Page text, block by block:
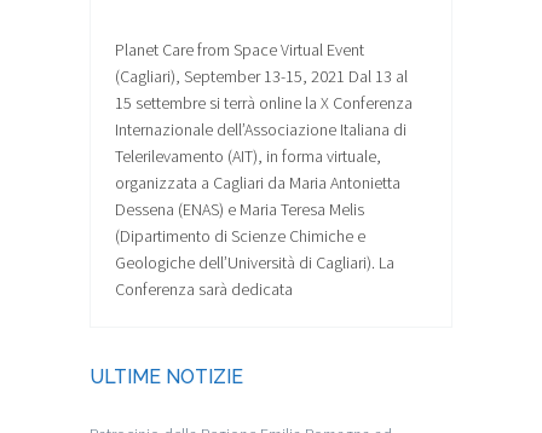
Planet Care from Space Virtual Event
(Cagliari), September 13-15, 2021 Dal 13 al
15 settembre si terrà online la X Conferenza
Internazionale dell’Associazione Italiana di
Telerilevamento (AIT), in forma virtuale,
organizzata a Cagliari da Maria Antonietta
Dessena (ENAS) e Maria Teresa Melis
(Dipartimento di Scienze Chimiche e
Geologiche dell’Università di Cagliari). La
Conferenza sarà dedicata
ULTIME NOTIZIE